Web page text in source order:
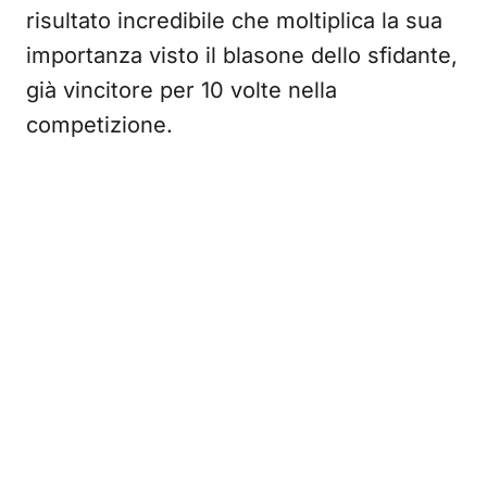
risultato incredibile che moltiplica la sua
importanza visto il blasone dello sfidante,
già vincitore per 10 volte nella
competizione.